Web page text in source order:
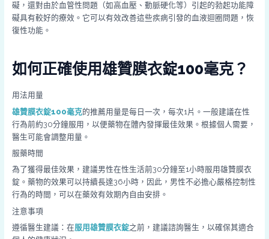
礙，還對由於血管性問題（如高血壓、動脈硬化等）引起的勃起功能障
礙具有較好的療效。它可以有效改善這些疾病引發的血液迴圈問題，恢
復性功能。
如何正確使用雄贊膜衣錠100毫克？
用法用量
雄贊膜衣錠100毫克的推薦用量是每日一次，每次1片。一般建議在性
行為前約30分鐘服用，以便藥物在體內發揮最佳效果。根據個人需要，
醫生可能會調整用量。
服藥時間
為了獲得最佳效果，建議男性在性生活前30分鐘至1小時服用雄贊膜衣
錠。藥物的效果可以持續長達36小時，因此，男性不必擔心嚴格控制性
行為的時間，可以在藥效有效期內自由安排。
注意事項
遵循醫生建議：在服用雄贊膜衣錠之前，建議諮詢醫生，以確保其適合